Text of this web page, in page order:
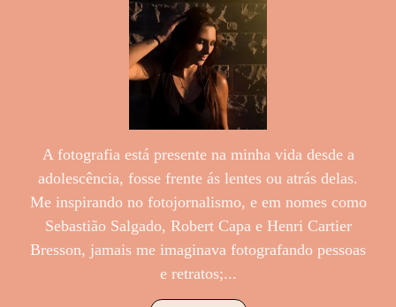
A fotografia está presente na minha vida desde a
adolescência, fosse frente ás lentes ou atrás delas.
Me inspirando no fotojornalismo, e em nomes como
Sebastião Salgado, Robert Capa e Henri Cartier
Bresson, jamais me imaginava fotografando pessoas
e retratos;...